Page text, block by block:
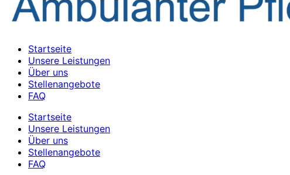
Startseite
Unsere Leistungen
Über uns
Stellenangebote
FAQ
Startseite
Unsere Leistungen
Über uns
Stellenangebote
FAQ